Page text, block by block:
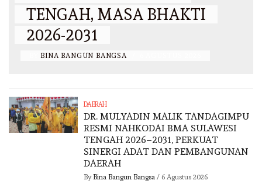
TENGAH, MASA BHAKTI
2026-2031
BINA BANGUN BANGSA
DAERAH
DR. MULYADIN MALIK TANDAGIMPU
RESMI NAHKODAI BMA SULAWESI
TENGAH 2026–2031, PERKUAT
SINERGI ADAT DAN PEMBANGUNAN
DAERAH
By Bina Bangun Bangsa / 6 Agustus 2026